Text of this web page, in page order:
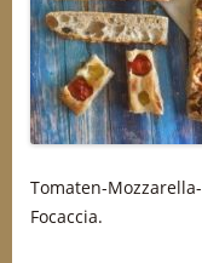
Tomaten-
Focaccia.